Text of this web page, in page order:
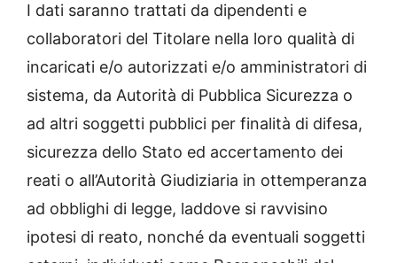
I dati saranno trattati da dipendenti e
collaboratori del Titolare nella loro qualità di
incaricati e/o autorizzati e/o amministratori di
sistema, da Autorità di Pubblica Sicurezza o
ad altri soggetti pubblici per finalità di difesa,
sicurezza dello Stato ed accertamento dei
reati o all’Autorità Giudiziaria in ottemperanza
ad obblighi di legge, laddove si ravvisino
ipotesi di reato, nonché da eventuali soggetti